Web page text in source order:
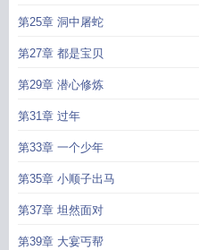
第25章 洞中屠蛇
第27章 都是宝贝
第29章 潜心修炼
第31章 过年
第33章 一个少年
第35章 小顺子出马
第37章 坦然面对
第39章 大宴丐帮